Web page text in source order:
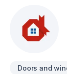
Doors and